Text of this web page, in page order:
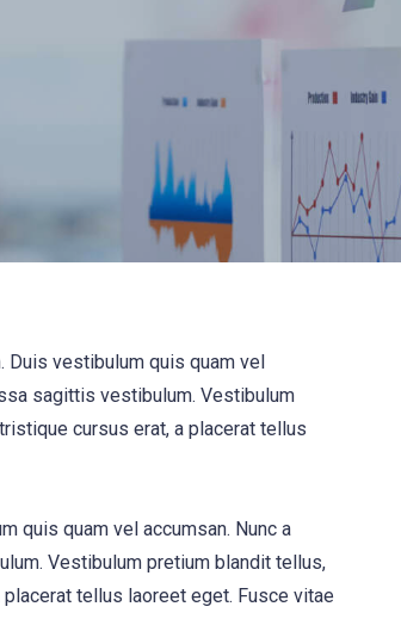
vestibulum quis quam vel
sagittis vestibulum. Vestibulum
cursus erat, a placerat tellus
quis quam vel accumsan. Nunc a
Vestibulum pretium blandit tellus,
tellus laoreet eget. Fusce vitae